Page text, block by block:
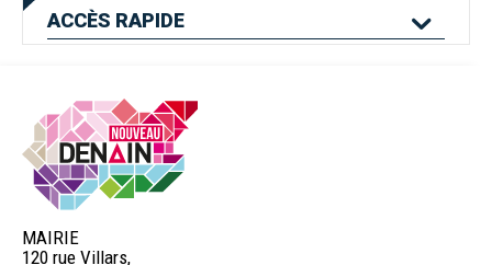
ACCÈS RAPIDE
Mes services en
ligne
Logement
MAIRIE
120 rue Villars,